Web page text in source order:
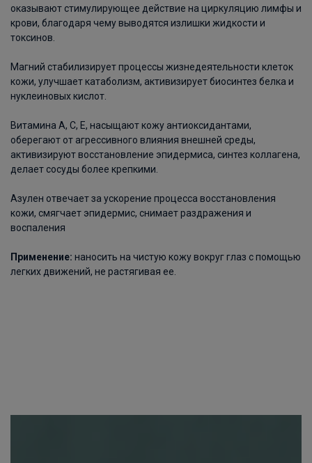
оказывают стимулирующее действие на циркуляцию лимфы и
крови, благодаря чему выводятся излишки жидкости и
токсинов.
Магний стабилизирует процессы жизнедеятельности клеток
кожи, улучшает катаболизм, активизирует биосинтез белка и
нуклеиновых кислот.
Витамина А, С, Е, насыщают кожу антиоксидантами,
оберегают от агрессивного влияния внешней среды,
активизируют восстановление эпидермиса, синтез коллагена,
делает сосуды более крепкими.
Азулен отвечает за ускорение процесса восстановления
кожи, смягчает эпидермис, снимает раздражения и
воспаления
Применение: наносить на чистую кожу вокруг глаз с помощью
легких движений, не растягивая ее.